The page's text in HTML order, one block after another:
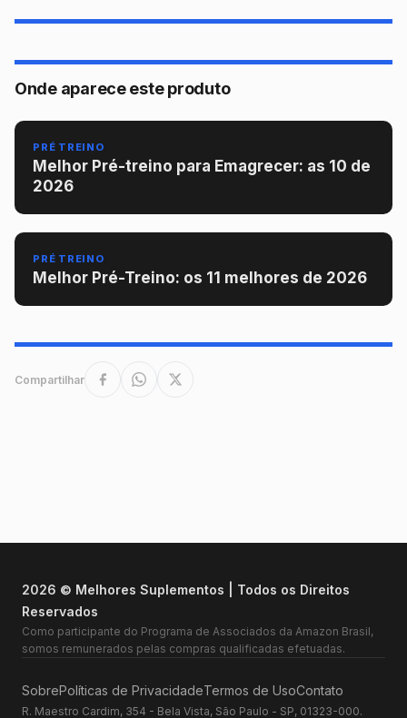
Onde aparece este produto
PRÉ TREINO
Melhor Pré-treino para Emagrecer: as 10 de
2026
PRÉ TREINO
Melhor Pré-Treino: os 11 melhores de 2026
Compartilhar
2026 © Melhores Suplementos | Todos os Direitos
Reservados
Como participante do Programa de Associados da Amazon Brasil,
somos remunerados pelas compras qualificadas efetuadas.
SobrePolíticas de PrivacidadeTermos de UsoContato
R. Maestro Cardim, 354 - Bela Vista, São Paulo - SP, 01323-000.